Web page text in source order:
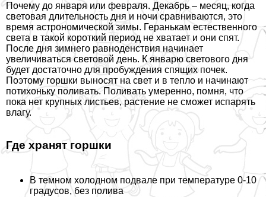
Почему до января или февраля. Декабрь – месяц, когда
световая длительность дня и ночи сравниваются, это
время астрономической зимы. Геранькам естественного
света в такой короткий период не хватает и они спят.
После дня зимнего равноденствия начинает
увеличиваться световой день. К январю светового дня
будет достаточно для пробуждения спящих почек.
Поэтому горшки выносят на свет и в тепло и начинают
потихоньку поливать. Поливать умеренно, помня, что
пока нет крупных листьев, растение не сможет испарять
влагу.
Где хранят горшки
В темном холодном подвале при температуре 0-10
градусов, без полива